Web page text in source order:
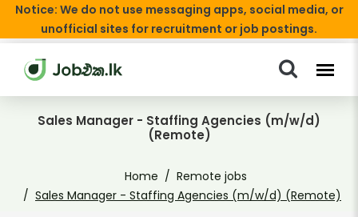
Notice: We do not use messaging apps, social media, or
unofficial sites for recruitment or job postings.
Sales Manager - Staffing Agencies (m/w/d)
(Remote)
Home
Remote jobs
Sales Manager - Staffing Agencies (m/w/d) (Remote)